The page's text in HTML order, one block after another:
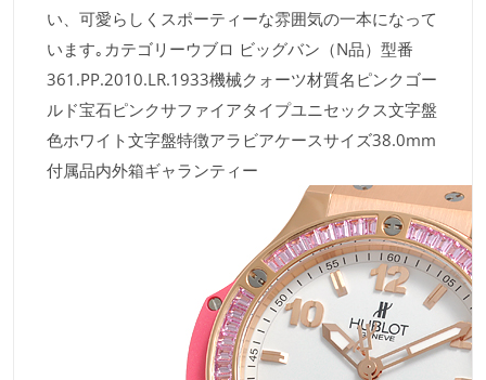
い、可愛らしくスポーティーな雰囲気の一本になって
います｡カテゴリーウブロ ビッグバン（N品）型番
361.PP.2010.LR.1933機械クォーツ材質名ピンクゴー
ルド宝石ピンクサファイアタイプユニセックス文字盤
色ホワイト文字盤特徴アラビアケースサイズ38.0mm
付属品内外箱ギャランティー